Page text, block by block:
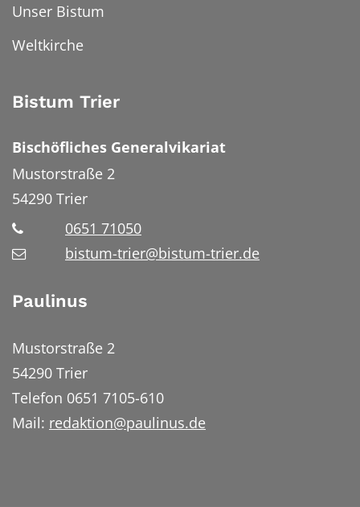
Unser Bistum
Weltkirche
Bistum Trier
Bischöfliches Generalvikariat
Mustorstraße 2
54290 Trier
0651 71050
bistum-trier@bistum-trier.de
Paulinus
Mustorstraße 2
54290 Trier
Telefon 0651 7105-610
Mail: redaktion@paulinus.de